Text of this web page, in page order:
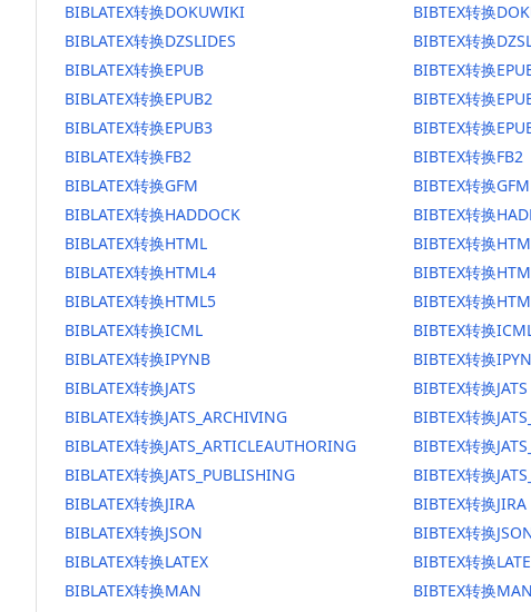
BIBLATEX转换DOKUWIKI
BIBLATEX转换DZSLIDES
BIBLATEX转换EPUB
BIBLATEX转换EPUB2
BIBLATEX转换EPUB3
BIBLATEX转换FB2
BIBLATEX转换GFM
BIBLATEX转换HADDOCK
BIBLATEX转换HTML
BIBLATEX转换HTML4
BIBLATEX转换HTML5
BIBLATEX转换ICML
BIBLATEX转换IPYNB
BIBLATEX转换JATS
BIBLATEX转换JATS_ARCHIVING
BIBLATEX转换JATS_ARTICLEAUTHORING
BIBLATEX转换JATS_PUBLISHING
BIBLATEX转换JIRA
BIBLATEX转换JSON
BIBLATEX转换LATEX
BIBLATEX转换MAN
BIBTEX转换
BIBTEX转换
BIBTEX转换
BIBTEX转换
BIBTEX转换
BIBTEX转换FB2
BIBTEX转换GFM
BIBTEX转换
BIBTEX转换
BIBTEX转换
BIBTEX转换
BIBTEX转换
BIBTEX转换
BIBTEX转换JATS
BIBTEX转换
BIBTEX转换
BIBTEX转换
BIBTEX转换JIRA
BIBTEX转换
BIBTEX转换
BIBTEX转换MAN